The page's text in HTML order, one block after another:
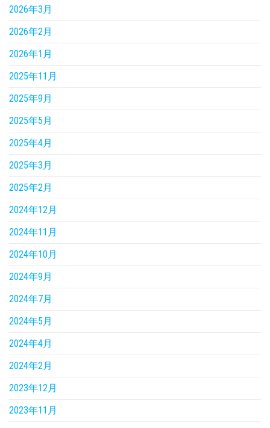
2026年3月
2026年2月
2026年1月
2025年11月
2025年9月
2025年5月
2025年4月
2025年3月
2025年2月
2024年12月
2024年11月
2024年10月
2024年9月
2024年7月
2024年5月
2024年4月
2024年2月
2023年12月
2023年11月